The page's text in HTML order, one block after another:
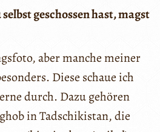
geschossen hast, magst
aber manche meiner
Diese schaue ich
durch. Dazu gehören
in Tadschikistan, die